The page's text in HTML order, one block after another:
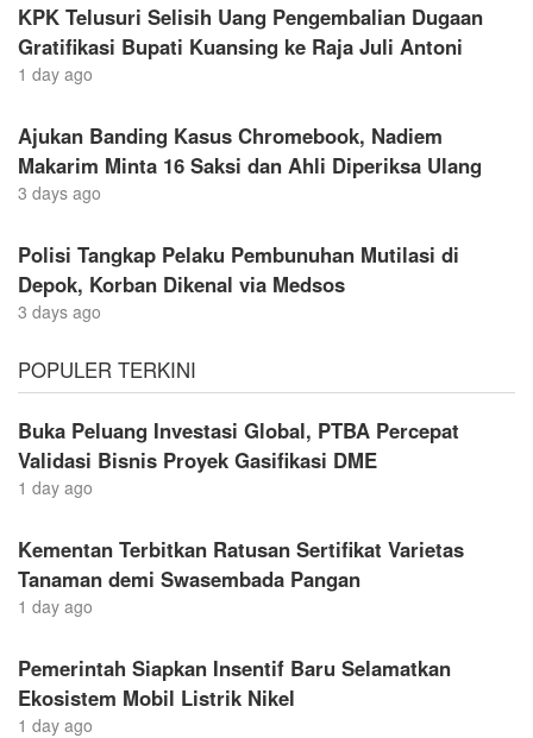
KPK Telusuri Selisih Uang Pengembalian Dugaan
Gratifikasi Bupati Kuansing ke Raja Juli Antoni
1 day ago
Ajukan Banding Kasus Chromebook, Nadiem
Makarim Minta 16 Saksi dan Ahli Diperiksa Ulang
3 days ago
Polisi Tangkap Pelaku Pembunuhan Mutilasi di
Depok, Korban Dikenal via Medsos
3 days ago
POPULER TERKINI
Buka Peluang Investasi Global, PTBA Percepat
Validasi Bisnis Proyek Gasifikasi DME
1 day ago
Kementan Terbitkan Ratusan Sertifikat Varietas
Tanaman demi Swasembada Pangan
1 day ago
Pemerintah Siapkan Insentif Baru Selamatkan
Ekosistem Mobil Listrik Nikel
1 day ago